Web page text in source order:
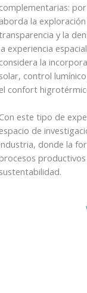
la
y la
experiencia
la
control
confort
este tipo de
de
donde la